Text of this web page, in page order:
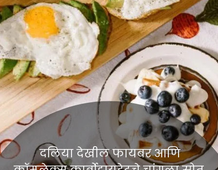
दलिया देखील फायबर आणि